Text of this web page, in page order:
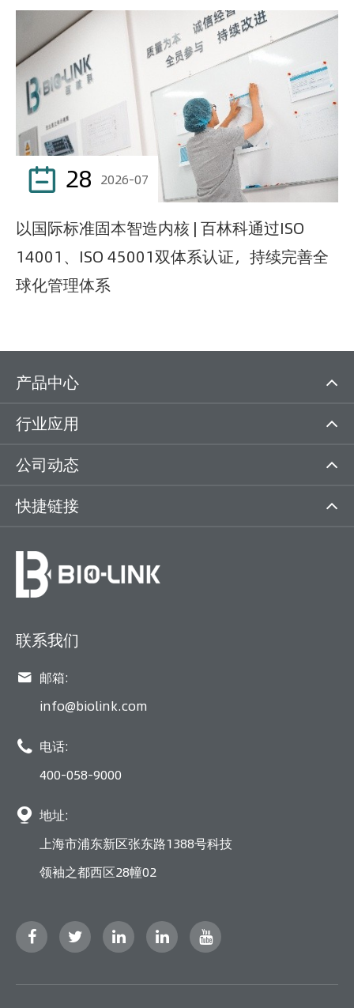
 28 2026-07
以国际标准固本智造内核 | 百林科通过ISO
14001、ISO 45001双体系认证，持续完善全
球化管理体系
产品中心
行业应用
公司动态
快捷链接
联系我们
 邮箱:
info@biolink.com
 电话:
400-058-9000
 地址:
上海市浦东新区张东路1388号科技
领袖之都西区28幢02